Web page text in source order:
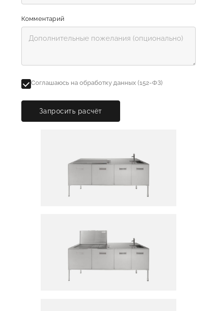
Комментарий
Соглашаюсь на обработку данных (152-ФЗ)
Запросить расчёт